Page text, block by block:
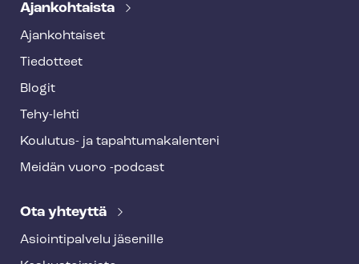
Ajankohtaista
Ajankohtaiset
Tiedotteet
Blogit
Tehy-lehti
Koulutus- ja ta­pah­tu­ma­ka­len­te­ri
Meidän vuoro -podcast
Ota yhteyttä
Asioin­ti­pal­ve­lu jäsenille